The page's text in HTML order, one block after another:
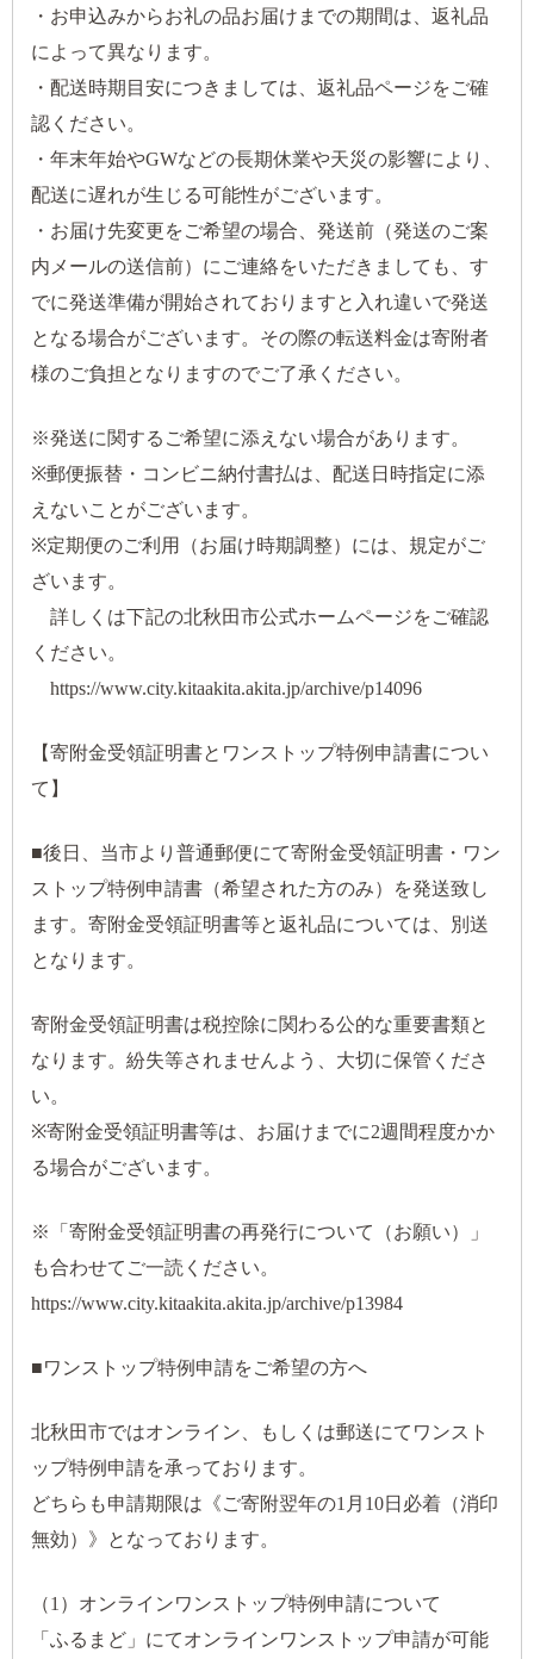
・お申込みからお礼の品お届けまでの期間は、返礼品
によって異なります。
・配送時期目安につきましては、返礼品ページをご確
認ください。
・年末年始やGWなどの長期休業や天災の影響により、
配送に遅れが生じる可能性がございます。
・お届け先変更をご希望の場合、発送前（発送のご案
内メールの送信前）にご連絡をいただきましても、す
でに発送準備が開始されておりますと入れ違いで発送
となる場合がございます。その際の転送料金は寄附者
様のご負担となりますのでご了承ください。
※発送に関するご希望に添えない場合があります。
※郵便振替・コンビニ納付書払は、配送日時指定に添
えないことがございます。
※定期便のご利用（お届け時期調整）には、規定がご
ざいます。
詳しくは下記の北秋田市公式ホームページをご確認
ください。
https://www.city.kitaakita.akita.jp/archive/p14096
【寄附金受領証明書とワンストップ特例申請書につい
て】
■後日、当市より普通郵便にて寄附金受領証明書・ワン
ストップ特例申請書（希望された方のみ）を発送致し
ます。寄附金受領証明書等と返礼品については、別送
となります。
寄附金受領証明書は税控除に関わる公的な重要書類と
なります。紛失等されませんよう、大切に保管くださ
い。
※寄附金受領証明書等は、お届けまでに2週間程度かか
る場合がございます。
※「寄附金受領証明書の再発行について（お願い）」
も合わせてご一読ください。
https://www.city.kitaakita.akita.jp/archive/p13984
■ワンストップ特例申請をご希望の方へ
北秋田市ではオンライン、もしくは郵送にてワンスト
ップ特例申請を承っております。
どちらも申請期限は《ご寄附翌年の1月10日必着（消印
無効）》となっております。
（1）オンラインワンストップ特例申請について
「ふるまど」にてオンラインワンストップ申請が可能